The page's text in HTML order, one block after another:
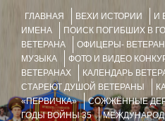
ГЛАВНАЯ ВЕХИ ИСТОРИИ
И
ИМЕНА
ПОИСК ПОГИБШИХ В
ВЕТЕРАНА
ОФИЦЕРЫ-
МУЗЫКА
ФОТО И ВИДЕО
ВЕТЕРАНАХ
КАЛЕНДАРЬ
СТАРЕЮТ ДУШОЙ ВЕТЕРАНЫ
«ПЕРВИЧКА»
СОЖЖЁННЫЕ
ГОДЫ ВОЙНЫ 35